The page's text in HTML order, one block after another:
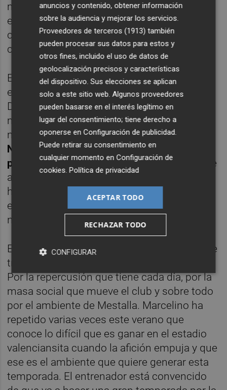
más defensivo por si falla Kondogbia, pero
en líneas generales y viendo lo que tenía
cuando llegó Marcelino está muy contento
con lo que ahora entrena.
El asturiano no puede esconder su felicidad
e irradia alegría diariamente en la Ciudad
Deportiva de Paterna. En el trato diario es
meticuloso con sus zonas de trabajo pero
muy educado con cada trabajador del club.
No para de repetirle a su entorno que van a
pelear por estar muy arriba en la tabla,
pese
a que su discurso público es cauteloso y
habla de preparar el próximo partido. Sin
embargo, Marcelino está alucinando con su
nuevo club.
El técnico asegura a sus más íntimos que se
trata del club más grande que ha entrenado.
Por la repercusión que tiene cada día, por la
masa social que mueve el club y sobre todo
por el ambiente de Mestalla. Marcelino ha
repetido varias veces este verano que
conoce lo difícil que es ganar en el estadio
valenciansita cuando la afición empuja y que
ese es el ambiente que quiere generar esta
temporada. El entrenador está convencido
anuncios y contenido, obtener información
sobre la audiencia y mejorar los servicios.
Proveedores de terceros (1913) también
pueden procesar sus datos para estos y
otros fines, incluido el uso de datos de
geolocalización precisos y características
del dispositivo. Sus elecciones se aplican
solo a este sitio web. Algunos proveedores
pueden basarse en el interés legítimo en
lugar del consentimiento; tiene derecho a
oponerse enConfiguración de publicidad.
Puede retirar su consentimiento en
cualquier momento enConfiguración de
cookies.Política de privacidad
ACEPTAR TODO
RECHAZAR TODO
CONFIGURAR